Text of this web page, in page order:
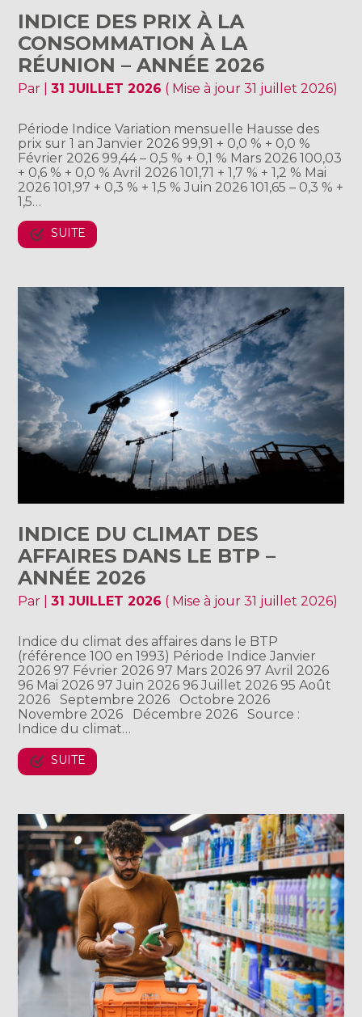
INDICE DES PRIX À LA
CONSOMMATION À LA
RÉUNION – ANNÉE 2026
Par |31 JUILLET 2026 ( Mise à jour 31 juillet 2026)
Période Indice Variation mensuelle Hausse des
prix sur 1 an Janvier 2026 99,91 + 0,0 % + 0,0 %
Février 2026 99,44 – 0,5 % + 0,1 % Mars 2026 100,03
+ 0,6 % + 0,0 % Avril 2026 101,71 + 1,7 % + 1,2 % Mai
2026 101,97 + 0,3 % + 1,5 % Juin 2026 101,65 – 0,3 % +
1,5…
SUITE
INDICE DU CLIMAT DES
AFFAIRES DANS LE BTP –
ANNÉE 2026
Par |31 JUILLET 2026 ( Mise à jour 31 juillet 2026)
Indice du climat des affaires dans le BTP
(référence 100 en 1993) Période Indice Janvier
2026 97 Février 2026 97 Mars 2026 97 Avril 2026
96 Mai 2026 97 Juin 2026 96 Juillet 2026 95 Août
2026 Septembre 2026 Octobre 2026
Novembre 2026 Décembre 2026 Source :
Indice du climat…
SUITE